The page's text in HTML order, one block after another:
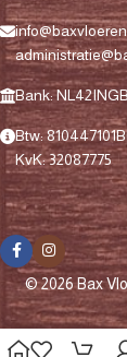
Bank:
Btw:
KvK: 32087775
© 2026 Bax